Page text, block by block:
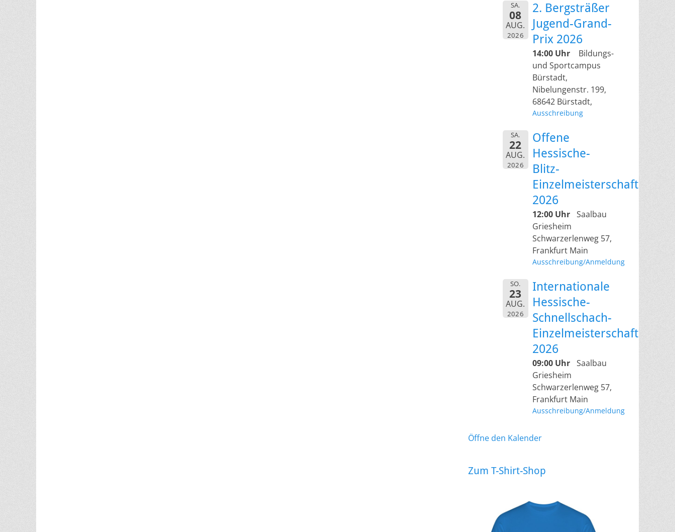
SA.
08
AUG.
2026
2. Bergsträßer
Jugend-Grand-
Prix 2026
14:00 Uhr
Bildungs-
und Sportcampus
Bürstadt,
Nibelungenstr. 199,
68642 Bürstadt,
Ausschreibung
SA.
22
AUG.
2026
Offene
Hessische-
Blitz-
Einzelmeisterschaft
2026
12:00 Uhr Saalbau
Griesheim
Schwarzerlenweg 57,
Frankfurt Main
Ausschreibung/Anmeldung
SO.
23
AUG.
2026
Internationale
Hessische-
Schnellschach-
Einzelmeisterschaft
2026
09:00 Uhr Saalbau
Griesheim
Schwarzerlenweg 57,
Frankfurt Main
Ausschreibung/Anmeldung
Öffne den Kalender
Zum T-Shirt-Shop